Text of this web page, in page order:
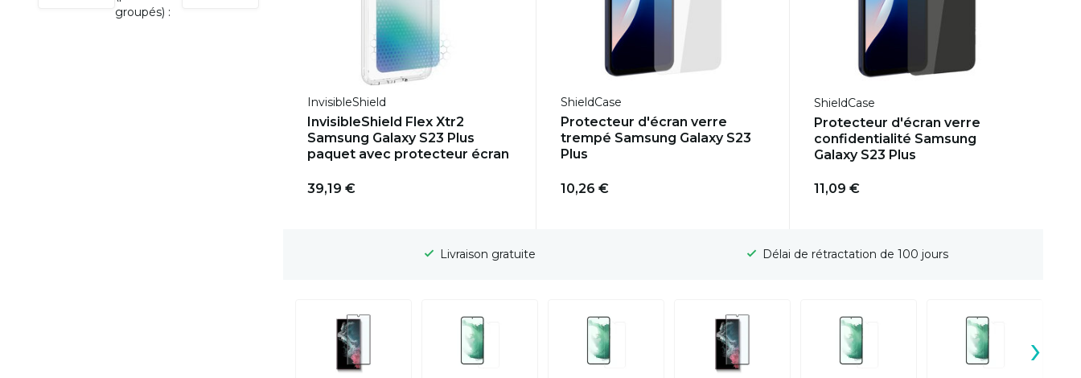
groupés) :
InvisibleShield
InvisibleShield Flex Xtr2
Samsung Galaxy S23 Plus
paquet avec protecteur écran
39,19 €
ShieldCase
Protecteur d'écran verre
trempé Samsung Galaxy S23
Plus
10,26 €
ShieldCase
Protecteur d'écran verre
confidentialité Samsung
Galaxy S23 Plus
11,09 €
›